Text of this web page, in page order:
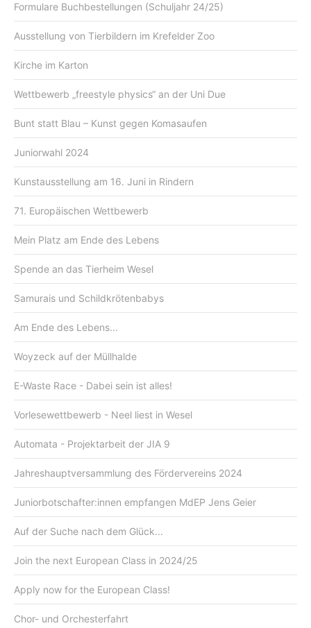
Formulare Buchbestellungen (Schuljahr 24/25)
Ausstellung von Tierbildern im Krefelder Zoo
Kirche im Karton
Wettbewerb „freestyle physics“ an der Uni Due
Bunt statt Blau – Kunst gegen Komasaufen
Juniorwahl 2024
Kunstausstellung am 16. Juni in Rindern
71. Europäischen Wettbewerb
Mein Platz am Ende des Lebens
Spende an das Tierheim Wesel
Samurais und Schildkrötenbabys
Am Ende des Lebens...
Woyzeck auf der Müllhalde
E-Waste Race - Dabei sein ist alles!
Vorlesewettbewerb - Neel liest in Wesel
Automata - Projektarbeit der JIA 9
Jahreshauptversammlung des Fördervereins 2024
Juniorbotschafter:innen empfangen MdEP Jens Geier
Auf der Suche nach dem Glück...
Join the next European Class in 2024/25
Apply now for the European Class!
Chor- und Orchesterfahrt